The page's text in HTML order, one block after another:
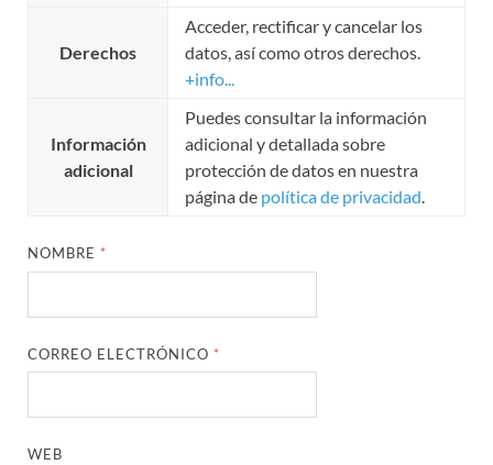
Derechos
Acceder, rectificar y cancelar los
datos, así como otros derechos.
+info...
Información
adicional
Puedes consultar la información
adicional y detallada sobre
protección de datos en nuestra
página de política de privacidad.
NOMBRE *
CORREO ELECTRÓNICO *
WEB